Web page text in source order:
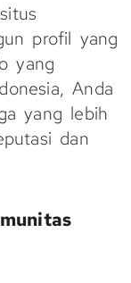
profil yang
yang
Anda
yang lebih
dan